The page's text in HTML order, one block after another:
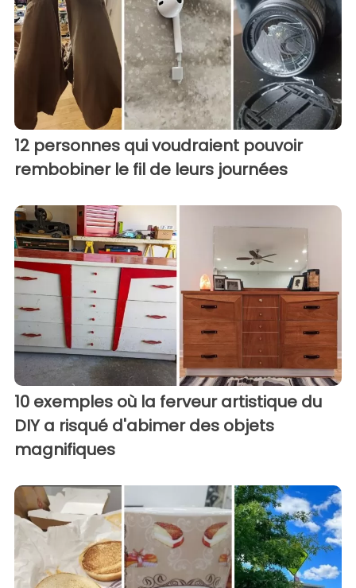
12 personnes qui voudraient pouvoir
rembobiner le fil de leurs journées
10 exemples où la ferveur artistique du
DIY a risqué d'abimer des objets
magnifiques